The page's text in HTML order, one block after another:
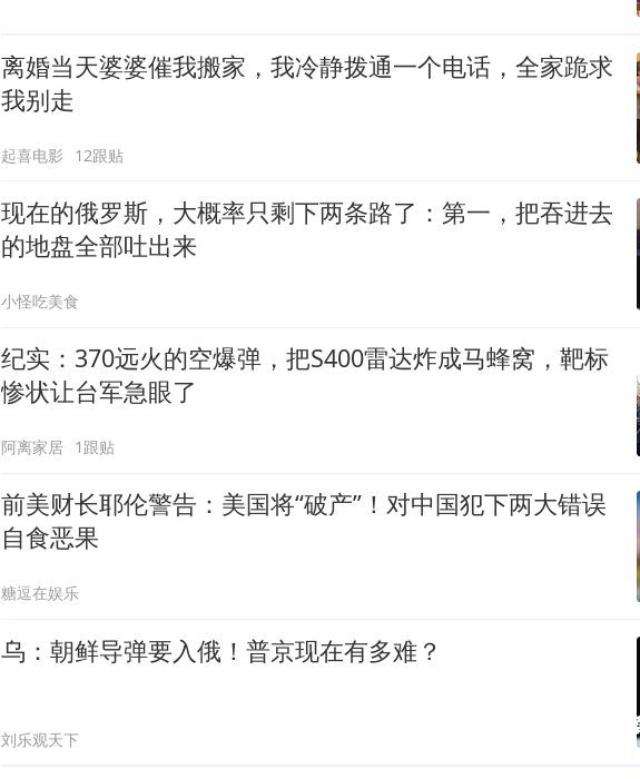
离婚当天婆婆催我搬家，我冷静拨通一个电话，全家跪求
我别走
起喜电影 12跟贴
现在的俄罗斯，大概率只剩下两条路了：第一，把吞进去
的地盘全部吐出来
小怪吃美食
纪实：370远火的空爆弹，把S400雷达炸成马蜂窝，靶标
惨状让台军急眼了
阿离家居 1跟贴
前美财长耶伦警告：美国将“破产”！对中国犯下两大错误
自食恶果
糖逗在娱乐
乌：朝鲜导弹要入俄！普京现在有多难？
刘乐观天下